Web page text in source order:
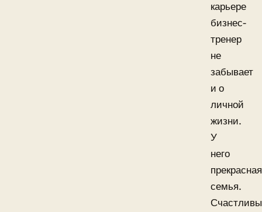
карьере
бизнес-
тренер
не
забывает
и о
личной
жизни.
У
него
прекрасная
семья.